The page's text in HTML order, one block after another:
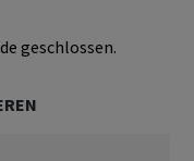
geschlossen.